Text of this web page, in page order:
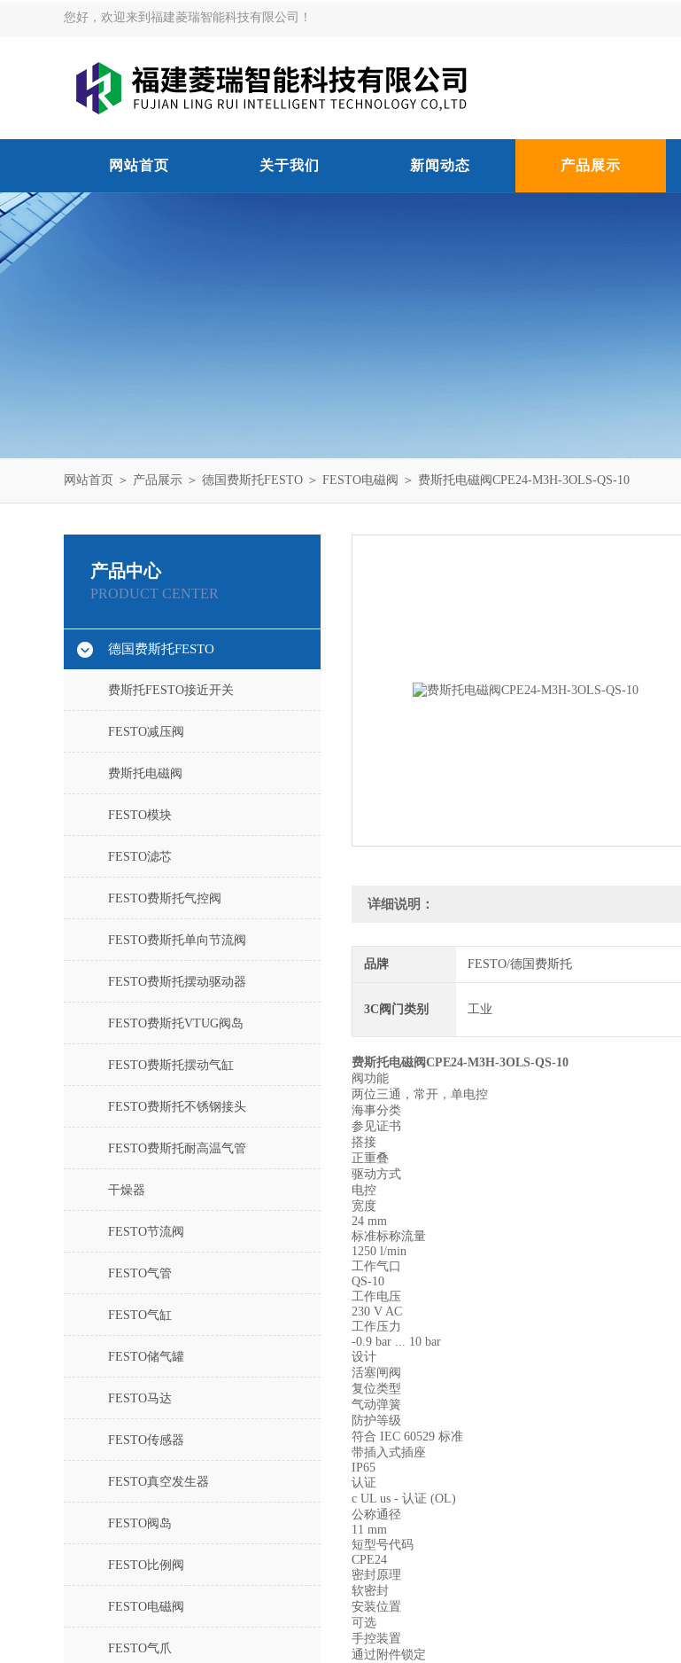
您好，欢迎来到福建菱瑞智能科技有限公司！
网站首页 关于我们 新闻动态 产品展示
网站首页 ＞ 产品展示 ＞ 德国费斯托FESTO ＞ FESTO电磁阀 ＞ 费斯托电磁阀CPE24-M3H-3OLS-QS-10
产品中心
PRODUCT CENTER
德国费斯托FESTO
费斯托FESTO接近开关
FESTO减压阀
费斯托电磁阀
FESTO模块
FESTO滤芯
FESTO费斯托气控阀
FESTO费斯托单向节流阀
FESTO费斯托摆动驱动器
FESTO费斯托VTUG阀岛
FESTO费斯托摆动气缸
FESTO费斯托不锈钢接头
FESTO费斯托耐高温气管
干燥器
FESTO节流阀
FESTO气管
FESTO气缸
FESTO储气罐
FESTO马达
FESTO传感器
FESTO真空发生器
FESTO阀岛
FESTO比例阀
FESTO电磁阀
FESTO气爪
详细说明：
品牌 FESTO/德国费斯托
3C阀门类别 工业
费斯托电磁阀CPE24-M3H-3OLS-QS-10
阀功能
两位三通，常开，单电控
海事分类
参见证书
搭接
正重叠
驱动方式
电控
宽度
24 mm
标准标称流量
1250 l/min
工作气口
QS-10
工作电压
230 V AC
工作压力
-0.9 bar ... 10 bar
设计
活塞闸阀
复位类型
气动弹簧
防护等级
符合 IEC 60529 标准
带插入式插座
IP65
认证
c UL us - 认证 (OL)
公称通径
11 mm
短型号代码
CPE24
密封原理
软密封
安装位置
可选
手控装置
通过附件锁定